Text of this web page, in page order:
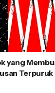
yang
Terpuruk